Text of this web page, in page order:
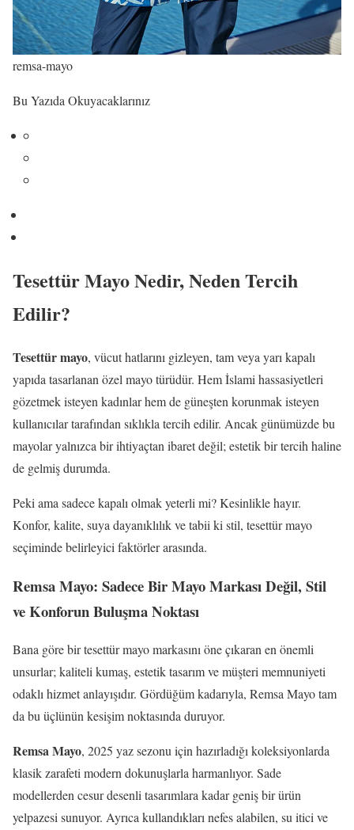
remsa-mayo
Bu Yazıda Okuyacaklarınız
Tesettür Mayo Nedir, Neden Tercih
Edilir?
Tesettür mayo, vücut hatlarını gizleyen, tam veya yarı kapalı
yapıda tasarlanan özel mayo türüdür. Hem İslami hassasiyetleri
gözetmek isteyen kadınlar hem de güneşten korunmak isteyen
kullanıcılar tarafından sıklıkla tercih edilir. Ancak günümüzde bu
mayolar yalnızca bir ihtiyaçtan ibaret değil; estetik bir tercih haline
de gelmiş durumda.
Peki ama sadece kapalı olmak yeterli mi? Kesinlikle hayır.
Konfor, kalite, suya dayanıklılık ve tabii ki stil, tesettür mayo
seçiminde belirleyici faktörler arasında.
Remsa Mayo: Sadece Bir Mayo Markası Değil, Stil
ve Konforun Buluşma Noktası
Bana göre bir tesettür mayo markasını öne çıkaran en önemli
unsurlar; kaliteli kumaş, estetik tasarım ve müşteri memnuniyeti
odaklı hizmet anlayışıdır. Gördüğüm kadarıyla, Remsa Mayo tam
da bu üçlünün kesişim noktasında duruyor.
Remsa Mayo, 2025 yaz sezonu için hazırladığı koleksiyonlarda
klasik zarafeti modern dokunuşlarla harmanlıyor. Sade
modellerden cesur desenli tasarımlara kadar geniş bir ürün
yelpazesi sunuyor. Ayrıca kullandıkları nefes alabilen, su itici ve